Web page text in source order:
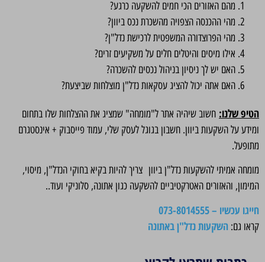
מהם האזורים הכי חמים להשקעה כרגע?
מהי ההכנסה הצפויה מהשכרת נכס ביוון?
מהי הפרוצדורה המשפטית לרכישת נדל"ן?
אילו מיסים והיטלים חלים על משקיעים זרים?
האם יש לך ניסיון בניהול נכסים להשכרה?
האם אתה יכול להציג עסקאות נדל"ן מוצלחות שביצעת?
הטיפ שלנו: חשוב שיהיה אתר ל"מומחה" שמציג את ההצלחות שלו בתחום
ומידע על השקעות ביוון. חשבון בגוגל לעסק שלי, עמוד פייסבוק + אינסטגרם
מתופעל.
מומחה אמיתי להשקעות נדל"ן ביוון צריך להיות בקיא בחוקי הנדל"ן, מיסוי,
המימון, והאזורים האטרקטיביים להשקעה כגון אתונה, סלוניקי ועוד..
חייגו עכשיו – 073-8014555
קראו גם: השקעות נדל"ן באתונה